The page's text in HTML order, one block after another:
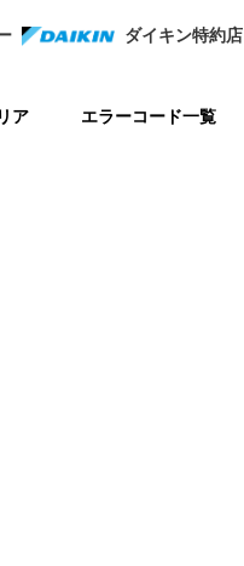
ダイキン特約店
ア エラーコード一覧